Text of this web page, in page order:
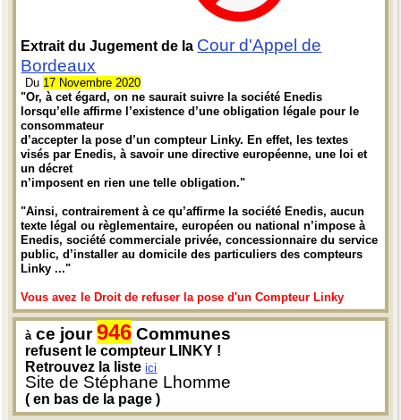
Extrait du Jugement de la Cour d'Appel de
Bordeaux
Du 17 Novembre 2020
"Or, à cet égard, on ne saurait suivre la société Enedis
lorsqu’elle affirme l’existence d’une obligation légale pour le
consommateur
d’accepter la pose d’un compteur Linky. En effet, les textes
visés par Enedis, à savoir une directive européenne, une loi et
un décret
n’imposent en rien une telle obligation."
"Ainsi, contrairement à ce qu’affirme la société Enedis, aucun
texte légal ou règlementaire, européen ou national n’impose à
Enedis, société commerciale privée, concessionnaire du service
public, d’installer au domicile des particuliers des compteurs
Linky ..."
Vous avez le Droit de refuser la pose d'un Compteur Linky
à ce jour946 Communes
refusent le compteur LINKY !
Retrouvez la listeici
Site de Stéphane Lhomme
( en bas de la page )